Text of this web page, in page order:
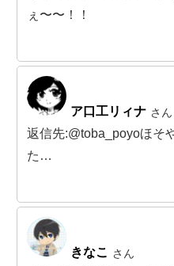
ぇ〜〜！！
ア口工リィナ さん
返信先:@toba_poyoほそ
た…
きなこ さん